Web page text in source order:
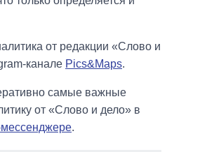
от редакции «Слово и
канале Pics&Maps.
самые важные
от «Слово и дело» в
.